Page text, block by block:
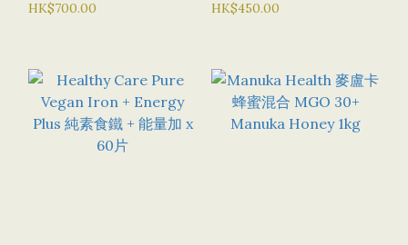
1KG
HK$700.00
NUTRIENTS) - 新版本
HK$450.00